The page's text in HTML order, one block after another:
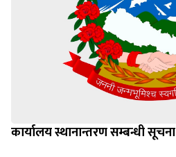
कार्यालय स्थानान्तरण सम्बन्धी सूचना